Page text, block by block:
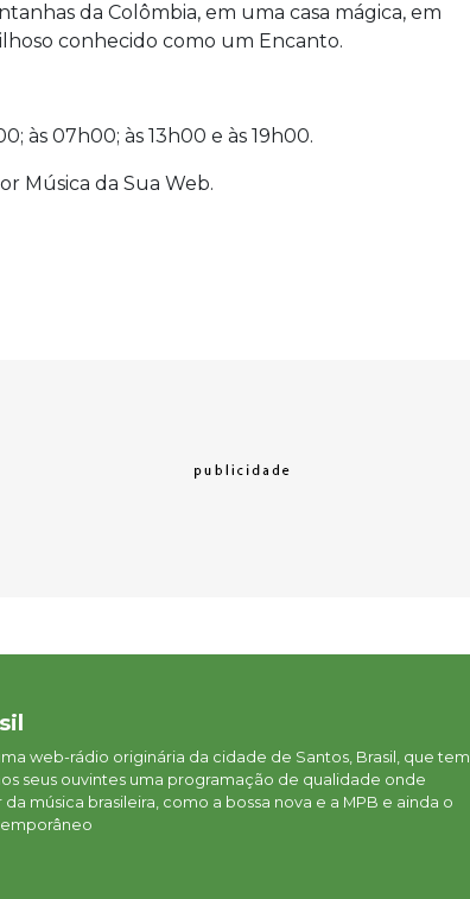
da Colômbia, em uma casa mágica, em
conhecido como um Encanto.
às 07h00; às 13h00 e às 19h00.
Música da Sua Web.
web-rádio originária da cidade de Santos, Brasil, que tem
seus ouvintes uma programação de qualidade onde
música brasileira, como a bossa nova e a MPB e ainda o